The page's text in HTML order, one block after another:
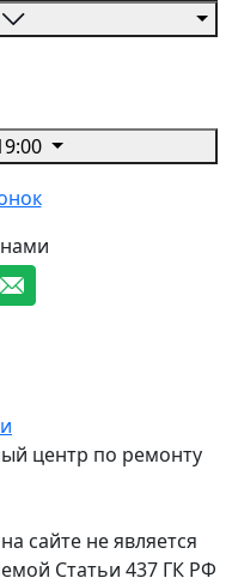
центр по ремонту
сайте не является
Статьи 437 ГК РФ